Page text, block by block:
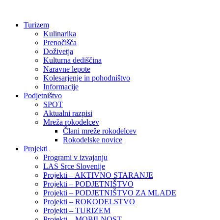
vsebinoTurizem
Kulinarika
Prenočišča
Doživetja
Kulturna dediščina
Naravne lepote
Kolesarjenje in pohodništvo
Informacije
Podjetništvo
SPOT
Aktualni razpisi
Mreža rokodelcev
Člani mreže rokodelcev
Rokodelske novice
Projekti
Programi v izvajanju
LAS Srce Slovenije
Projekti – AKTIVNO STARANJE
Projekti – PODJETNIŠTVO
Projekti – PODJETNIŠTVO ZA MLADE
Projekti – ROKODELSTVO
Projekti – TURIZEM